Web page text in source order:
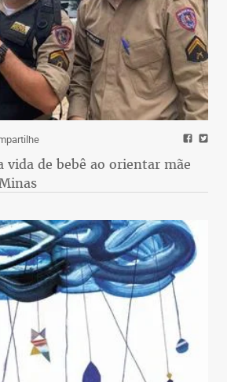
vida de bebê ao orientar mãe